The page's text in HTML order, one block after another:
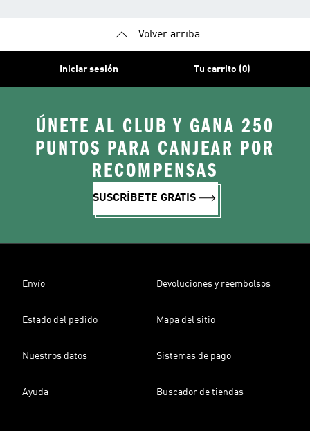
Volver arriba
Iniciar sesión Tu carrito (0)
ÚNETE AL CLUB Y GANA 250
PUNTOS PARA CANJEAR POR
RECOMPENSAS
SUSCRÍBETE GRATIS
Envío Devoluciones y reembolsos
Estado del pedido Mapa del sitio
Nuestros datos Sistemas de pago
Ayuda Buscador de tiendas